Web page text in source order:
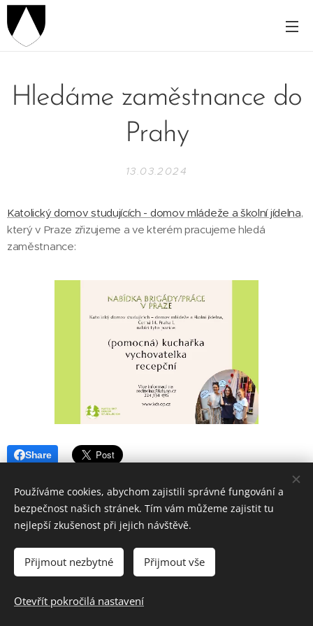
Hledáme zaměstnance do
Prahy
13.03.2024
Katolický domov studujících - domov mládeže a školní jídelna,
který v Praze zřizujeme a ve kterém pracujeme hledá
zaměstnance:
Share
Vytvořeno službou
Používáme cookies, abychom zajistili správné fungování a
bezpečnost našich stránek. Tím vám můžeme zajistit tu
nejlepší zkušenost při jejich návštěvě.
Přijmout nezbytné Přijmout vše
Otevřít pokročilá nastavení